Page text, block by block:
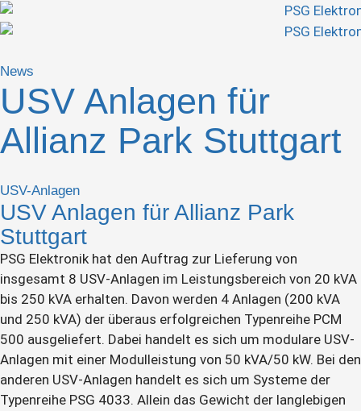
News
USV Anlagen für
Allianz Park Stuttgart
USV-Anlagen
USV Anlagen für Allianz Park
Stuttgart
PSG Elektronik hat den Auftrag zur Lieferung von
insgesamt 8 USV-Anlagen im Leistungsbereich von 20 kVA
bis 250 kVA erhalten. Davon werden 4 Anlagen (200 kVA
und 250 kVA) der überaus erfolgreichen Typenreihe PCM
500 ausgeliefert. Dabei handelt es sich um modulare USV-
Anlagen mit einer Modulleistung von 50 kVA/50 kW. Bei den
anderen USV-Anlagen handelt es sich um Systeme der
Typenreihe PSG 4033. Allein das Gewicht der langlebigen